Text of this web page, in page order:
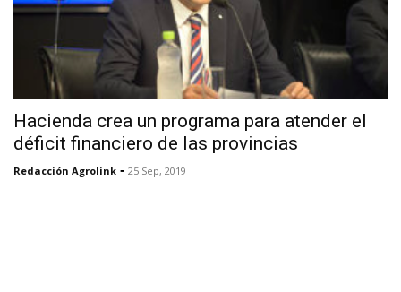
Hacienda crea un programa para atender el
déficit financiero de las provincias
Redacción Agrolink - 25 Sep, 2019